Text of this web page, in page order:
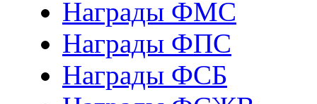
Награды ФМС
Награды ФПС
Награды ФСБ